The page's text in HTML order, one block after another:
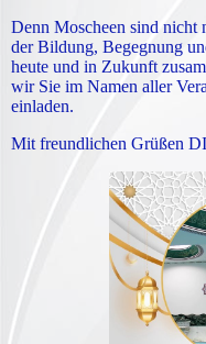
Denn Moscheen sind nicht
der Bildung, Begegnung
heute und in Zukunft
wir Sie im Namen aller
einladen.
Mit freundlichen Grüßen